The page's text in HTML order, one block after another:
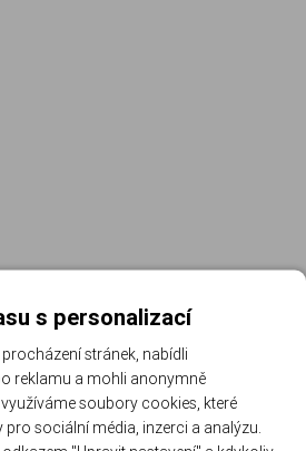
newsletteru a už Vám
nic neunikne
s personalizací
stránek, nabídli
reklamu a mohli anonymně
soubory cookies, které
sociální média, inzerci a analýzu.